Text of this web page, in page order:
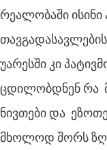
რეალობაში ისინი
უარესში კი
ცდილობდნენ რა
ნივთები და
მხოლოდ შორს